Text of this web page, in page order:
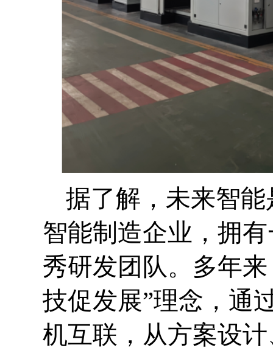
据了解，未来智
智能制造企业，拥
秀研发团队。多年
技促发展”理念，通
机互联，从方案设